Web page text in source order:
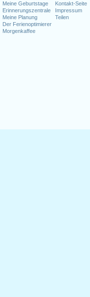
Meine Geburtstage
Erinnerungszentrale
Meine Planung
Der Ferienoptimierer
Morgenkaffee
Kontakt-Seite
Impressum
Teilen